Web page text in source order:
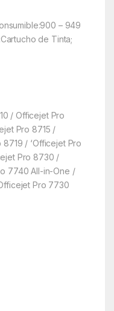
– 949
de Tinta;
/ Officejet Pro
Pro 8715 /
/ ‘Officejet Pro
Pro 8730 /
7740 All-in-One /
Pro 7730